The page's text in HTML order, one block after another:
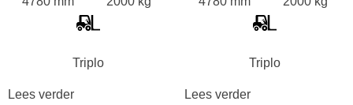
Triplo
Lees verder
Triplo
Lees verder